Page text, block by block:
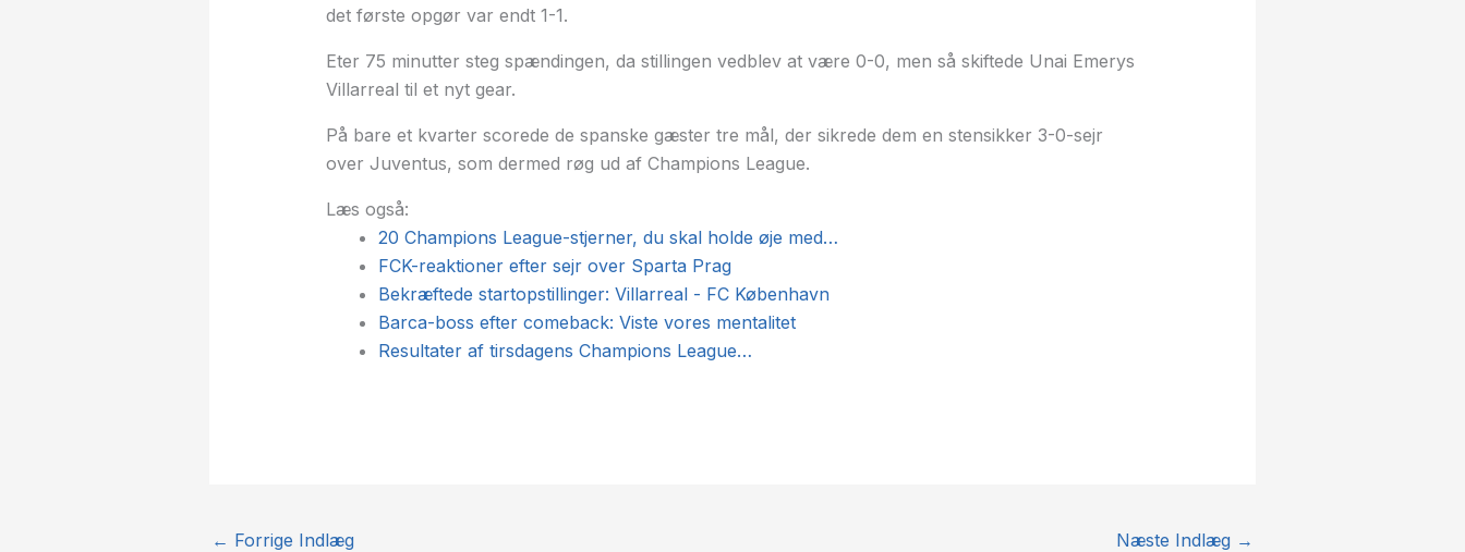
det første opgør var endt 1-1.
Eter 75 minutter steg spændingen, da stillingen vedblev at være 0-0, men så skiftede Unai Emerys
Villarreal til et nyt gear.
På bare et kvarter scorede de spanske gæster tre mål, der sikrede dem en stensikker 3-0-sejr
over Juventus, som dermed røg ud af Champions League.
Læs også:
20 Champions League-stjerner, du skal holde øje med…
FCK-reaktioner efter sejr over Sparta Prag
Bekræftede startopstillinger: Villarreal - FC København
Barca-boss efter comeback: Viste vores mentalitet
Resultater af tirsdagens Champions League…
← Forrige Indlæg Næste Indlæg →